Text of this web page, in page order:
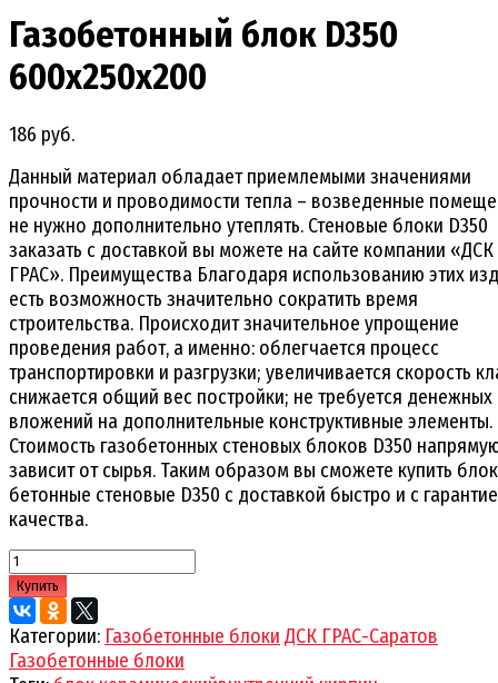
Газобетонный блок D350
600х250х200
186 руб.
Данный материал обладает приемлемыми значениями
прочности и проводимости тепла – возведенные
не нужно дополнительно утеплять. Стеновые блоки D350
заказать с доставкой вы можете на сайте компании «ДСК
ГРАС». Преимущества Благодаря использованию этих
есть возможность значительно сократить время
строительства. Происходит значительное упрощение
проведения работ, а именно: облегчается процесс
транспортировки и разгрузки; увеличивается скорость
снижается общий вес постройки; не требуется денежных
вложений на дополнительные конструктивные элементы.
Стоимость газобетонных стеновых блоков D350
зависит от сырья. Таким образом вы сможете купить
бетонные стеновые D350 с доставкой быстро и с
качества.
Купить
Категории: Газобетонные блоки ДСК ГРАС-Саратов
Газобетонные блоки